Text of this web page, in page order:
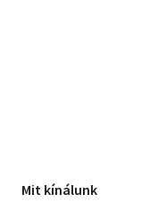
Mit kínálunk